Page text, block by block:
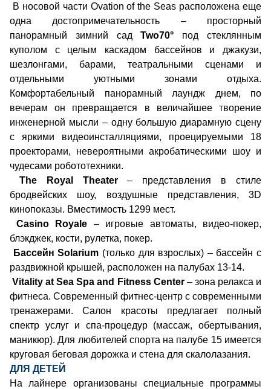
В носовой части Ovation of the Seas расположена еще
одна достопримечательность – просторный
панорамный зимний садTwo70° под стеклянным
куполом с целым каскадом бассейнов и джакузи,
шезлонгами, барами, театральными сценами и
отдельными уютными зонами отдыха.
Комфортабельный панорамный лаундж днем, по
вечерам он превращается в величайшее творение
инженерной мысли – одну большую диарамную сцену
с яркими видеоинсталляциями, проецируемыми 18
проекторами, невероятными акробатическими шоу и
чудесами робототехники.
The Royal Theater– представления в стиле
бродвейских шоу, воздушные представления, 3D
кинопоказы. Вместимость 1299 мест.
Casino Royale – игровые автоматы, видео-покер,
блэкджек, кости, рулетка, покер.
Бассейн Solarium (только для взрослых) – бассейн с
раздвижной крышей, расположен на палубах 13-14.
Vitality at Sea Spa and Fitness Center– зона релакса и
фитнеса. Современный фитнес-центр с современными
тренажерами. Салон красоты предлагает полный
спектр услуг и спа-процедур (массаж, обертывания,
маникюр). Для любителей спорта на палубе 15 имеется
круговая беговая дорожка и стена для скалолазания.
ДЛЯ ДЕТЕЙ
На лайнере организованы специальные программы